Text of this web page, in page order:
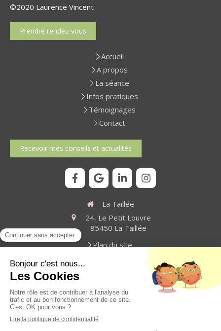
©2020 Laurence Vincent
Prendre rendez-vous
Accueil
A propos
La séance
Infos pratiques
Témoignages
Contact
Recevoir mes conseils et actualités
La Taillée
24, Le Petit Louvre
85450 La Taillée
Plan du site
Du
9h-12h30 / 14h30-19h
Prendre rendez-vous